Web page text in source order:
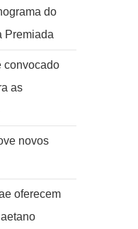
do
Premiada
convocado
as
novos
oferecem